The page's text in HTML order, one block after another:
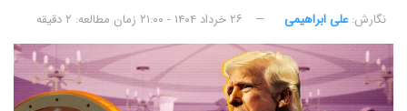
نگارش:‌ علی ابراهیمی ۲۶ خرداد ۱۴۰۴ - ۲۱:۰۰ زمان مطالعه: ۲ دقیقه